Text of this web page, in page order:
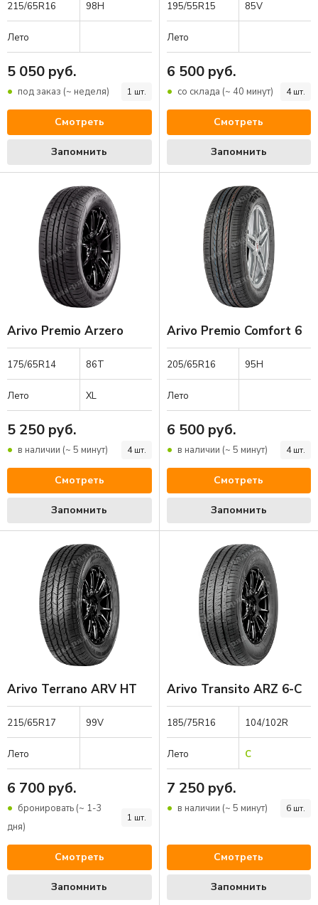
215/65R16 98H
Лето
5 050 руб.
1 шт.
под заказ (~ неделя)
Смотреть
Запомнить
195/55R15 85V
Лето
6 500 руб.
4 шт.
со склада (~ 40 минут)
Смотреть
Запомнить
Arivo Premio Arzero
175/65R14 86T
Лето XL
5 250 руб.
4 шт.
в наличии (~ 5 минут)
Смотреть
Запомнить
Arivo Premio Comfort 6
205/65R16 95H
Лето
6 500 руб.
4 шт.
в наличии (~ 5 минут)
Смотреть
Запомнить
Arivo Terrano ARV HT
215/65R17 99V
Лето
6 700 руб.
1 шт.
бронировать (~ 1-3
дня)
Смотреть
Запомнить
Arivo Transito ARZ 6-C
185/75R16 104/102R
Лето C
7 250 руб.
6 шт.
в наличии (~ 5 минут)
Смотреть
Запомнить
Сначала ось. Выберите диаметр:
14 15 16 17 18 19
20
23
24
Укажите размер:
225/45R17 245/40R17